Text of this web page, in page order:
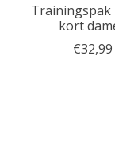
kort
€32,99